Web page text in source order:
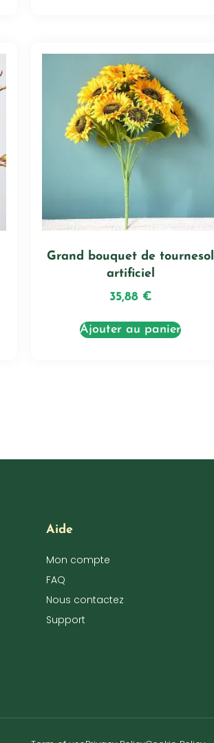
Grand bouquet de tournesol
artificiel
35,88 €
Ajouter au panier
Aide
Mon compte
FAQ
Nous contactez
Support